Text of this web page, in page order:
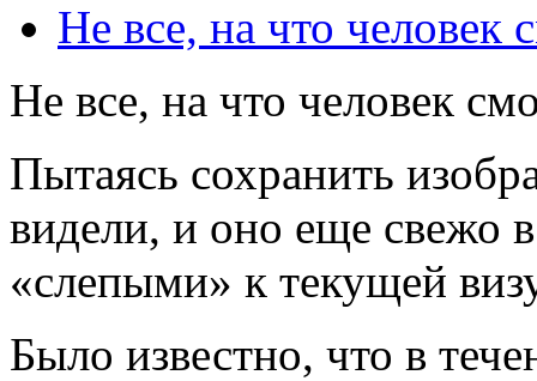
Не все, на что человек
Не все, на что человек
Пытаясь сохранить
видели, и оно еще свежо
«слепыми» к текущей
Было известно, что в